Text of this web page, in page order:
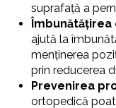
suprafață a
ajută la
menținerea
prin reducerea
Prevenirea
ortopedică